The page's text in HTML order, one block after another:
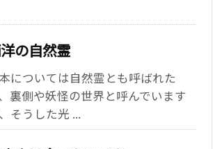
の自然霊
については自然霊とも呼ばれた
裏側や妖怪の世界と呼んでいます
そうした光 ...